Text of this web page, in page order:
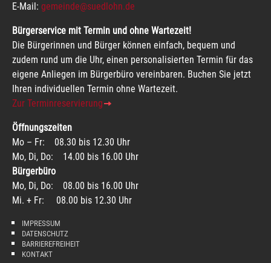
E-Mail: gemeinde@suedlohn.de
Bürgerservice mit Termin und ohne Wartezeit!
Die Bürgerinnen und Bürger können einfach, bequem und
zudem rund um die Uhr, einen personalisierten Termin für das
eigene Anliegen im Bürgerbüro vereinbaren. Buchen Sie jetzt
Ihren individuellen Termin ohne Wartezeit.
Zur Terminreservierung
Öffnungszeiten
Mo – Fr: 08.30 bis 12.30 Uhr
Mo, Di, Do: 14.00 bis 16.00 Uhr
Bürgerbüro
Mo, Di, Do: 08.00 bis 16.00 Uhr
Mi. + Fr: 08.00 bis 12.30 Uhr
IMPRESSUM
DATENSCHUTZ
BARRIEREFREIHEIT
KONTAKT